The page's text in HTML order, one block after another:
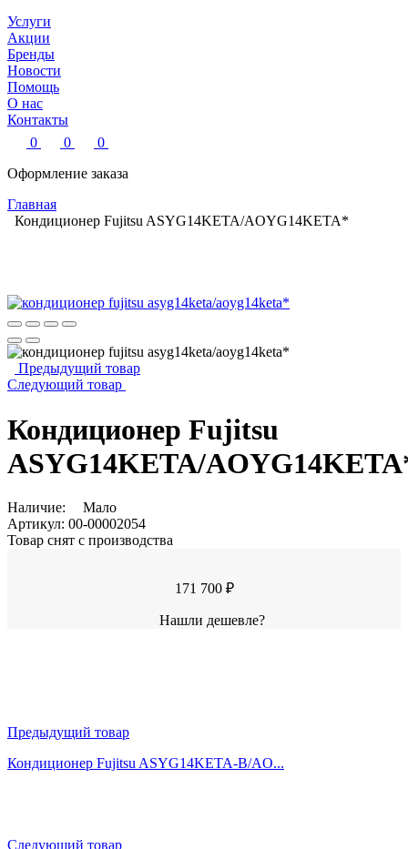
Услуги
Акции
Бренды
Новости
Помощь
О нас
Контакты
0
0
0
Оформление заказа
Главная
Кондиционер Fujitsu ASYG14KETA/AOYG14KETA*
Предыдущий товар
Следующий товар
Кондиционер Fujitsu
ASYG14KETA/
Наличие:
Мало
Артикул: 00-00002054
Товар снят с производства
171 700 ₽
Нашли дешевле?
Предыдущий товар
Кондиционер Fujitsu ASYG14KETA-B/AO...
Следующий товар